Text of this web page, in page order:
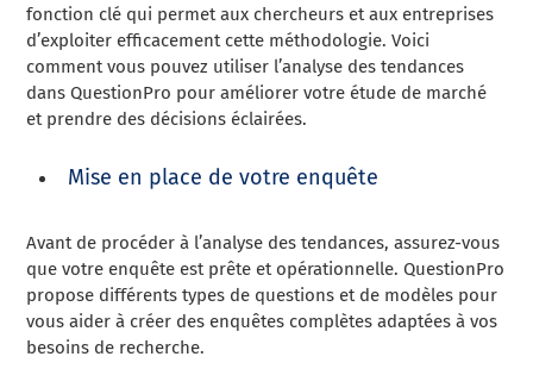
fonction clé qui permet aux chercheurs et aux entreprises
d’exploiter efficacement cette méthodologie. Voici
comment vous pouvez utiliser l’analyse des tendances
dans QuestionPro pour améliorer votre étude de marché
et prendre des décisions éclairées.
Mise en place de votre enquête
Avant de procéder à l’analyse des tendances, assurez-vous
que votre enquête est prête et opérationnelle. QuestionPro
propose différents types de questions et de modèles pour
vous aider à créer des enquêtes complètes adaptées à vos
besoins de recherche.